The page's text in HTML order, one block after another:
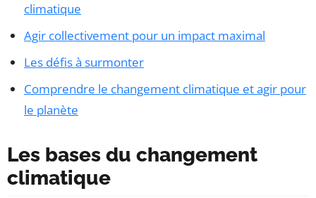
climatique
Agir collectivement pour un impact maximal
Les défis à surmonter
Comprendre le changement climatique et agir pour
le planète
Les bases du changement
climatique